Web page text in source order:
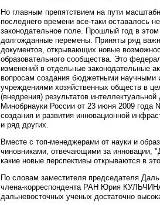
Но главным препятствием на пути
последнего времени все-таки оставалось
законодательное поле. Прошлый год в
долгожданные перемены. Приняты ряд
документов, открывающих новые
образовательного сообщества. Это
изменений в отдельные законодательные
вопросам создания бюджетными научными
учреждениями хозяйственных обществ в
(внедрения) результатов
Минобрнауки России от 23 июня 2009
создания и развития инновационной
и ряд других.
Вместе с топ-менеджерами от науки и
чиновниками, отвечающими за инновации,
какие новые перспективы открываются в
По словам заместителя председателя
члена-корреспондента РАН Юрия
дальневосточных ученых достаточно